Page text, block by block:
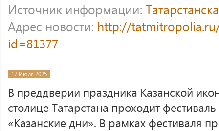
Источник информации:
Адрес новости: http://
id=81377
17 Июля 2025
В преддверии праздника Казанской
столице Татарстана проходит
«Казанские дни». В рамках фестиваля